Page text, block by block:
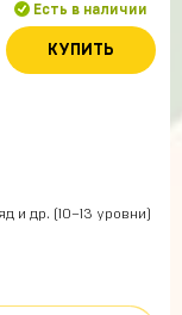
Есть в наличии
КУПИТЬ
и др. (10–13 уровни)